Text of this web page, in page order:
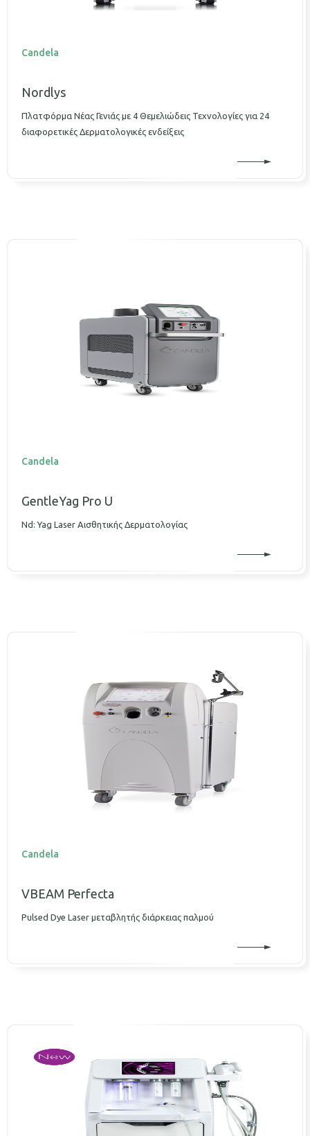
Candela
Nordlys
Πλατφόρμα Νέας Γενιάς με 4 Θεμελιώδεις Τεχνολογίες για 24
διαφορετικές Δερματολογικές ενδείξεις
Candela
GentleYag Pro U
Nd: Yag Laser Αισθητικής Δερματολογίας
Candela
VBEAM Perfecta
Pulsed Dye Laser μεταβλητής διάρκειας παλμού